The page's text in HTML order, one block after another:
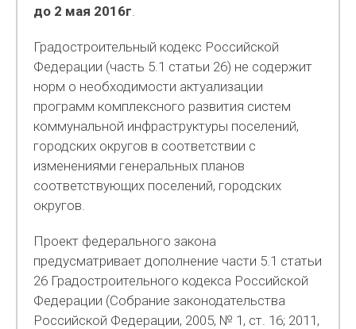
до 2 мая 2016г.
Градостроительный кодекс Российской
Федерации (часть 5.1 статьи 26) не содержит
норм о необходимости актуализации
программ комплексного развития систем
коммунальной инфраструктуры поселений,
городских округов в соответствии с
изменениями генеральных планов
соответствующих поселений, городских
округов.
Проект федерального закона
предусматривает дополнение части 5.1 статьи
26 Градостроительного кодекса Российской
Федерации (Собрание законодательства
Российской Федерации, 2005, № 1, ст. 16; 2011,